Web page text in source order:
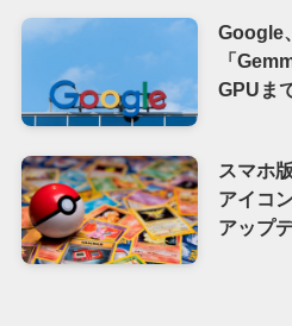
Google
「
GPUま
スマホ
アイコ
アップ